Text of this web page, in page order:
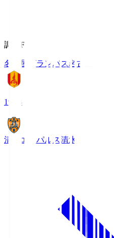
調布FM
名古屋グランパス名古屋
19:03
清水エスパルス 清水